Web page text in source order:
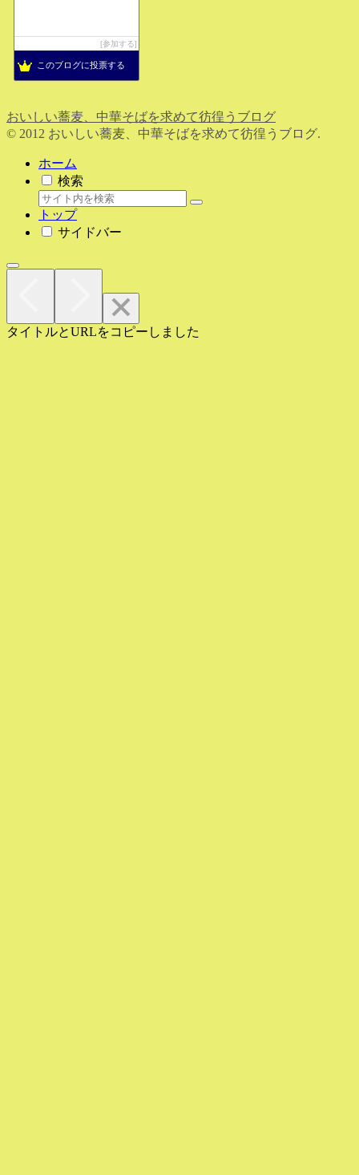
参加する
このブログに投票する
おいしい蕎麦、中華そばを求めて彷徨うブログ
© 2012 おいしい蕎麦、中華そばを求めて彷徨うブログ.
ホーム
検索
トップ
サイドバー
タイトルとURLをコピーしました